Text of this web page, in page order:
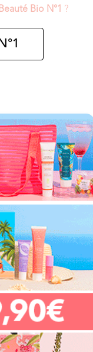
Bio N°1 ?